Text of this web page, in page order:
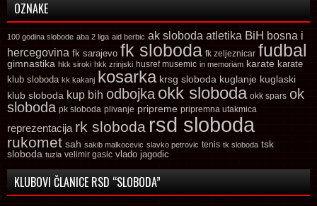
OZNAKE
100 godina slobode aba 2 liga aid berbic ak sloboda atletika BiH bosna i
hercegovina fk sarajevo fk sloboda fk zeljeznicar fudbal
gimnastika hkk siroki hkk zrinjski husref musemic in memoriam karate karate
klub sloboda kk kakanj kosarka krsg sloboda kuglanje kuglaski
klub sloboda kup bih odbojka okk sloboda okk spars ok
sloboda pk sloboda plivanje pripreme pripremna utakmica
reprezentacija rk sloboda rsd sloboda
rukomet sah sakib malkocevic slavko petrovic tenis tk sloboda tsk
sloboda tuzla velimir gasic vlado jagodic
KLUBOVI ČLANICE RSD “SLOBODA”